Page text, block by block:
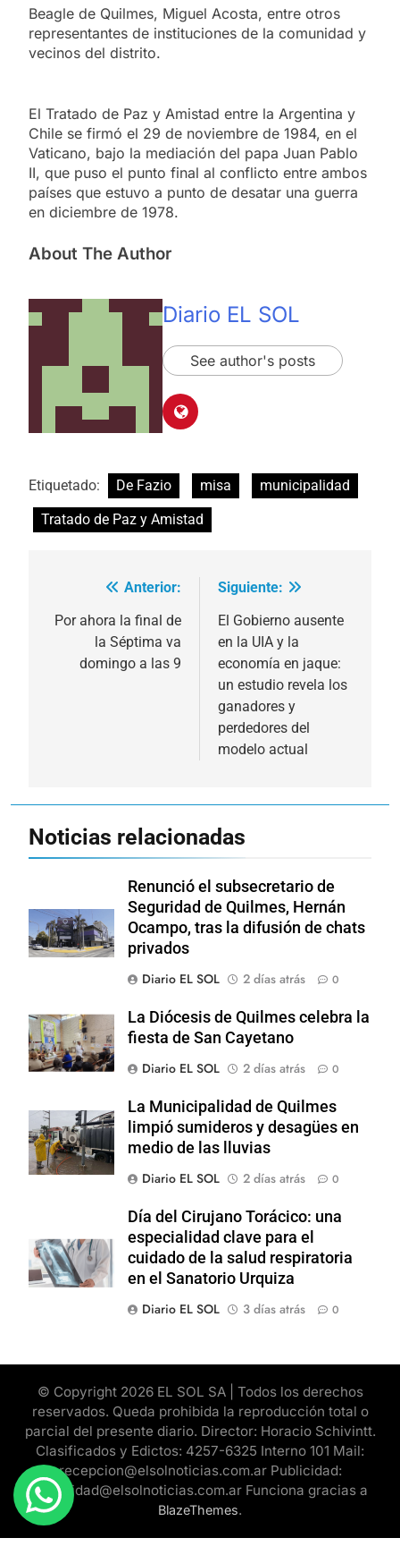
Beagle de Quilmes, Miguel Acosta, entre otros
representantes de instituciones de la comunidad y
vecinos del distrito.
El Tratado de Paz y Amistad entre la Argentina y
Chile se firmó el 29 de noviembre de 1984, en el
Vaticano, bajo la mediación del papa Juan Pablo
II, que puso el punto final al conflicto entre ambos
países que estuvo a punto de desatar una guerra
en diciembre de 1978.
About The Author
Diario EL SOL
See author's posts
Etiquetado: De Fazio misa
municipalidad
Tratado de Paz y Amistad
Navegación
de
entradas
Anterior:
Por ahora la final de
la Séptima va
domingo a las 9
Siguiente:
El Gobierno ausente
en la UIA y la
economía en jaque:
un estudio revela los
ganadores y
perdedores del
modelo actual
Noticias relacionadas
Renunció el subsecretario de
Seguridad de Quilmes, Hernán
Ocampo, tras la difusión de chats
privados
Diario EL SOL
2 días atrás 0
La Diócesis de Quilmes celebra la
fiesta de San Cayetano
Diario EL SOL
2 días atrás 0
La Municipalidad de Quilmes
limpió sumideros y desagües en
medio de las lluvias
Diario EL SOL
2 días atrás 0
Día del Cirujano Torácico: una
especialidad clave para el
cuidado de la salud respiratoria
en el Sanatorio Urquiza
Diario EL SOL
3 días atrás 0
© Copyright 2026 EL SOL SA | Todos los derechos
reservados. Queda prohibida la reproducción total o
parcial del presente diario. Director: Horacio Schivintt.
Clasificados y Edictos: 4257-6325 Interno 101 Mail:
recepcion@elsolnoticias.com.ar Publicidad:
publicidad@elsolnoticias.com.ar Funciona gracias a
BlazeThemes.